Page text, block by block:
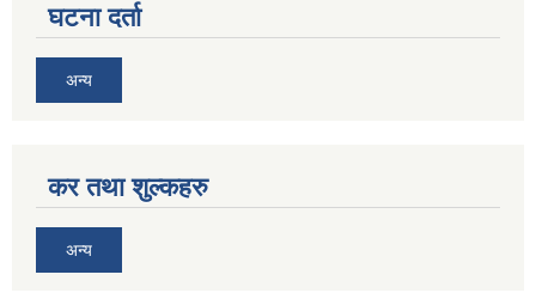
घटना दर्ता
अन्य
कर तथा शुल्कहरु
अन्य